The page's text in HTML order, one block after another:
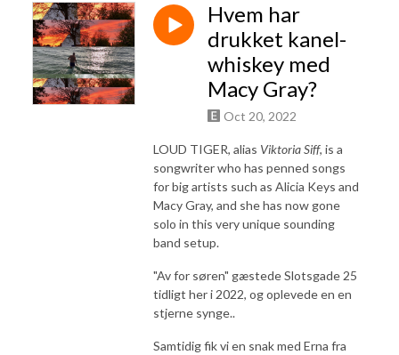
Hvem har
drukket kanel-
whiskey med
Macy Gray?
Oct 20, 2022
LOUD TIGER, alias Viktoria Siff, is a
songwriter who has penned songs
for big artists such as Alicia Keys and
Macy Gray, and she has now gone
solo in this very unique sounding
band setup.
"Av for søren" gæstede Slotsgade 25
tidligt her i 2022, og oplevede en en
stjerne synge..
Samtidig fik vi en snak med Erna fra